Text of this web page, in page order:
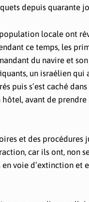
depuis quarante
locale ont
ce temps, les
du navire et
un israélien
puis s’est caché
avant de
et des
car ils ont, non
voie d’extinction et